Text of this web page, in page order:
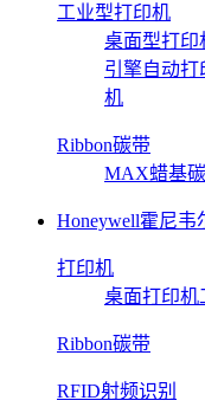
工业型打印机
桌面型打印
引擎自动打
机
Ribbon碳带
MAX蜡基
Honeywell霍尼韦
打印机
桌面打印机
Ribbon碳带
RFID射频识别